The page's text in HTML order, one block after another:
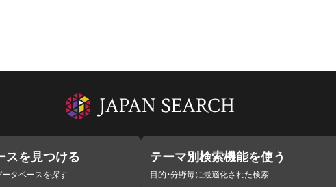
スを見つける
タベースを探す
テーマ別検索機能を使う
目的・分野毎に最適化された検索